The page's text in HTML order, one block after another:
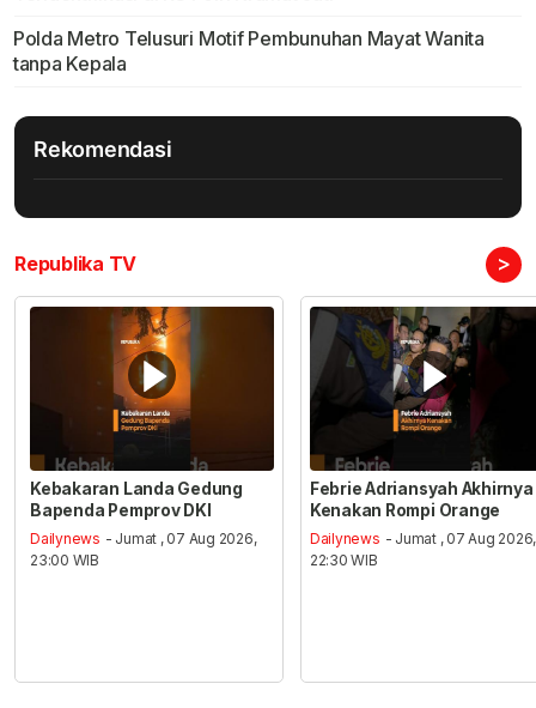
Polda Metro Telusuri Motif Pembunuhan Mayat Wanita
tanpa Kepala
Rekomendasi
Republika TV >
Kebakaran Landa Gedung
Bapenda Pemprov DKI
Dailynews - Jumat , 07 Aug 2026,
23:00 WIB
Febrie Adriansyah Akhirnya
Kenakan Rompi Orange
Dailynews - Jumat , 07 Aug 2026,
22:30 WIB